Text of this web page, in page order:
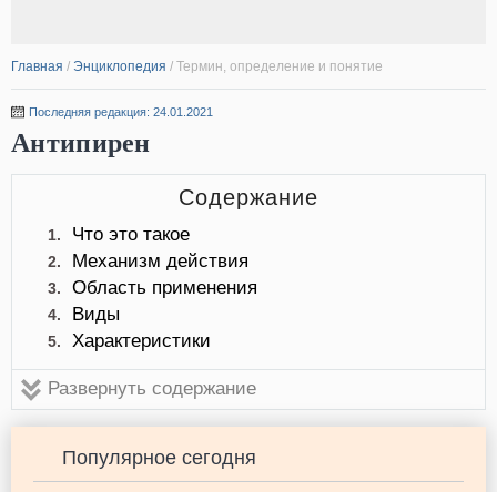
Главная / Энциклопедия / Термин, определение и понятие
Последняя редакция: 24.01.2021
Антипирен
Содержание
1. Что это такое
2. Механизм действия
3. Область применения
4. Виды
5. Характеристики
Развернуть содержание
Популярное сегодня